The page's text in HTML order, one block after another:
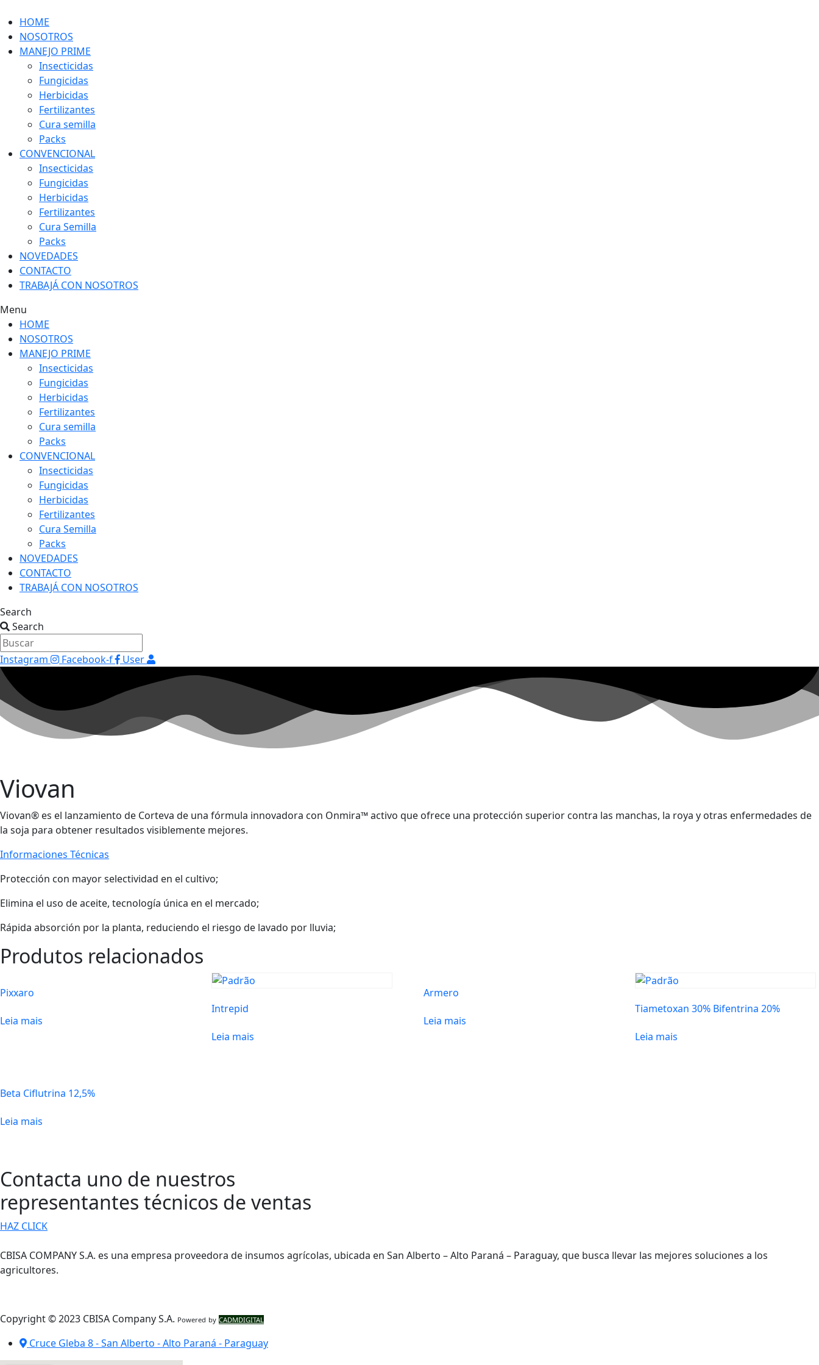
to
content
HOME
NOSOTROS
MANEJO PRIME
Insecticidas
Fungicidas
Herbicidas
Fertilizantes
Cura semilla
Packs
CONVENCIONAL
Insecticidas
Fungicidas
Herbicidas
Fertilizantes
Cura Semilla
Packs
NOVEDADES
CONTACTO
TRABAJÁ CON NOSOTROS
Menu
HOME
NOSOTROS
MANEJO PRIME
Insecticidas
Fungicidas
Herbicidas
Fertilizantes
Cura semilla
Packs
CONVENCIONAL
Insecticidas
Fungicidas
Herbicidas
Fertilizantes
Cura Semilla
Packs
NOVEDADES
CONTACTO
TRABAJÁ CON NOSOTROS
Search
Search
Instagram Facebook-f User
Viovan
Viovan® es el lanzamiento de Corteva de una fórmula innovadora con Onmira™ activo que ofrece una protección superior contra las manchas, la roya y otras enfermedades de
la soja para obtener resultados visiblemente mejores.
Informaciones Técnicas
Protección con mayor selectividad en el cultivo;
Elimina el uso de aceite, tecnología única en el mercado;
Rápida absorción por la planta, reduciendo el riesgo de lavado por lluvia;
Produtos relacionados
Pixxaro
Leia mais
Intrepid
Leia mais
Armero
Leia mais
Tiametoxan 30% Bifentrina 20%
Leia mais
Beta Ciflutrina 12,5%
Leia mais
Contacta uno de nuestros
representantes técnicos de ventas
HAZ CLICK
CBISA COMPANY S.A. es una empresa proveedora de insumos agrícolas, ubicada en San Alberto – Alto Paraná – Paraguay, que busca llevar las mejores soluciones a los
agricultores.
Copyright © 2023 CBISA Company S.A. Powered byCADMDIGITAL
Cruce Gleba 8 - San Alberto - Alto Paraná - Paraguay